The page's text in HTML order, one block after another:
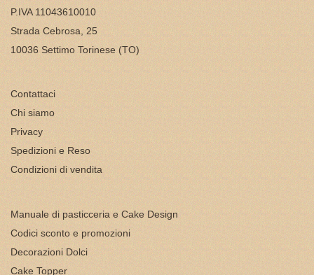
P.IVA 11043610010
Strada Cebrosa, 25
10036 Settimo Torinese (TO)
Contattaci
Chi siamo
Privacy
Spedizioni e Reso
Condizioni di vendita
Manuale di pasticceria e Cake Design
Codici sconto e promozioni
Decorazioni Dolci
Cake Topper